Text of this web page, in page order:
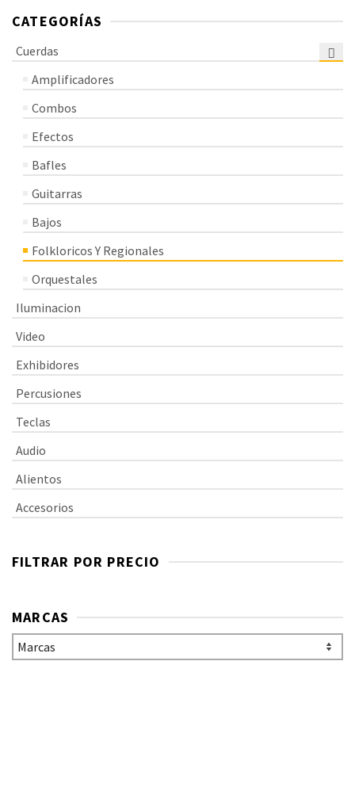
CATEGORÍAS
Cuerdas
Amplificadores
Combos
Efectos
Bafles
Guitarras
Bajos
Folkloricos Y Regionales
Orquestales
Iluminacion
Video
Exhibidores
Percusiones
Teclas
Audio
Alientos
Accesorios
FILTRAR POR PRECIO
MARCAS